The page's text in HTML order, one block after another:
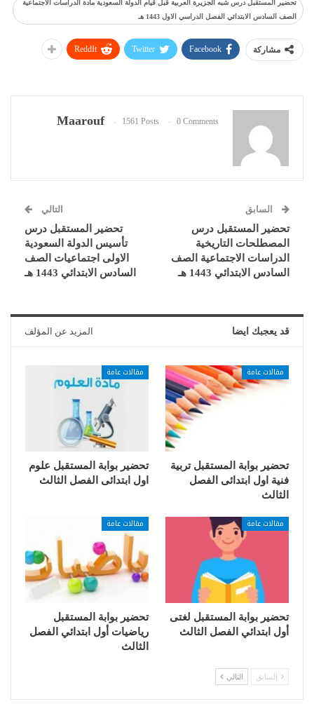
تحضير المستقبل درس شبه الجزيرة العربية قبل قيام الدولة السعودية مادة الدراسات الاجتماعية
الصف السادس الابتدائي الفصل الدراسي الاول 1443 هـ
مشاركة Facebook
Twitter
ReddIt
Maarouf 1561 Posts 0 Comments
السابق
تحضير المستقبل درس
المصطلحات التاريخية
الدراسات الاجتماعية الصف
السادس الابتدائي 1443 هـ
التالي
تحضير المستقبل درس
تأسيس الدولة السعودية
الاولى اجتماعيات الصف
السادس الابتدائي 1443 هـ
قد يعجبك ايضا المزيد عن المؤلف
مقالات عامة
تحضير بوابة المستقبل تربية
فنية اول ابتدائى الفصل
الثالث
مقالات عامة
تحضير بوابة المستقبل علوم
اول ابتدائى الفصل الثالث
مقالات عامة
تحضير بوابة المستقبل لغتى
أول ابتدائي الفصل الثالث
مقالات عامة
تحضير بوابة المستقبل
رياضيات أول ابتدائي الفصل
الثالث
السابق التالي